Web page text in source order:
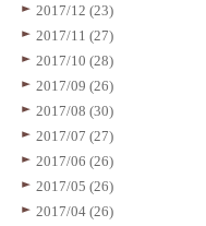
2017/12 (23)
2017/11 (27)
2017/10 (28)
2017/09 (26)
2017/08 (30)
2017/07 (27)
2017/06 (26)
2017/05 (26)
2017/04 (26)